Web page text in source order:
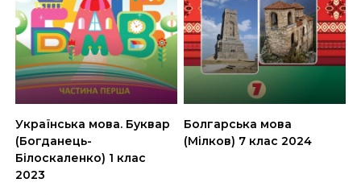
Українська мова. Буквар
(Богданець-
Білоскаленко) 1 клас
2023
Болгарська мова
(Мілков) 7 клас 2024